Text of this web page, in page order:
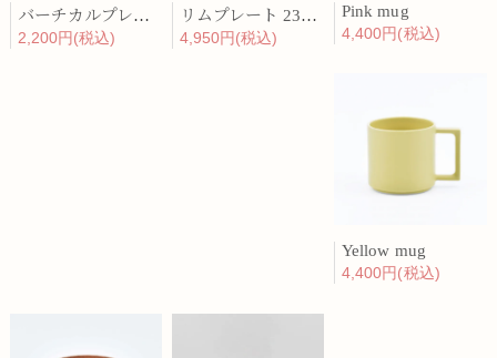
バーチカルプレート 15cm 化粧土
2,200円(税込)
リムプレート 23cm 呉須散
4,950円(税込)
Pink mug
4,400円(税込)
Yellow mug
4,400円(税込)